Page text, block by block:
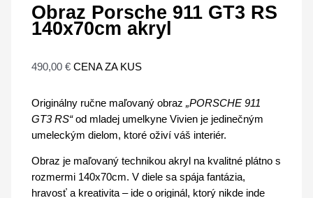
Obraz Porsche 911 GT3 RS
140x70cm akryl
490,00€ CENA ZA KUS
Originálny ručne maľovaný obraz„PORSCHE 911
GT3 RS“od mladej umelkyne Vivien je jedinečným
umeleckým dielom, ktoré oživí váš interiér.
Obraz je maľovaný technikou akryl na kvalitné plátno s
rozmermi 140x70cm. V diele sa spája fantázia,
hravosť a kreativita – ide o originál, ktorý nikde inde